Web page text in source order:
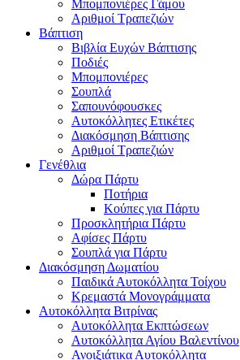
Μπομπονιέρες Γάμου
Αριθμοί Τραπεζιών
Βάπτιση
Βιβλία Ευχών Βάπτισης
Ποδιές
Μπομπονιέρες
Σουπλά
Σαπουνόφουσκες
Αυτοκόλλητες Ετικέτες
Διακόσμηση Βάπτισης
Αριθμοί Τραπεζιών
Γενέθλια
Δώρα Πάρτυ
Ποτήρια
Κούπες για Πάρτυ
Προσκλητήρια Πάρτυ
Αφίσες Πάρτυ
Σουπλά για Πάρτυ
Διακόσμηση Δωματίου
Παιδικά Αυτοκόλλητα Τοίχου
Κρεμαστά Μονογράμματα
Αυτοκόλλητα Βιτρίνας
Αυτοκόλλητα Εκπτώσεων
Αυτοκόλλητα Αγίου Βαλεντίνου
Ανοιξιάτικα Αυτοκόλλητα